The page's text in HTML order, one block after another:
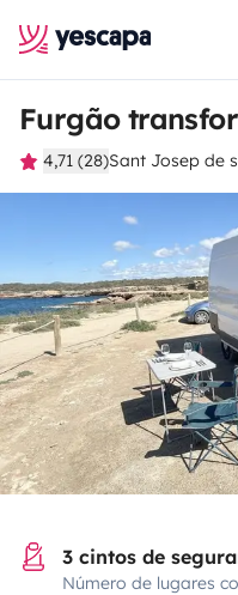
Furgão
4,71 (28)Sant Josep de
3 cintos de
Número de lugares